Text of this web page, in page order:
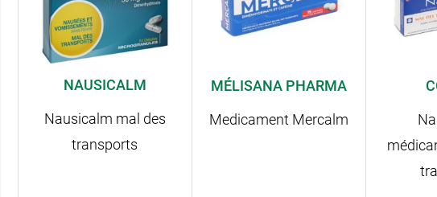
NAUSICALM
Nausicalm mal des
transports
MÉLISANA PHARMA
Medicament Mercalm